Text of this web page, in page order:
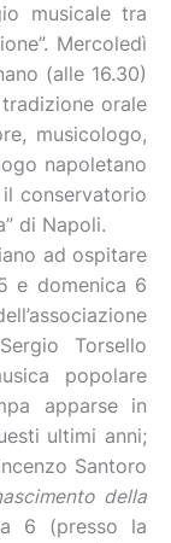
musicale tra
Mercoledì
(alle 16.30)
orale
musicologo,
napoletano
conservatorio
di Napoli.
ad ospitare
e domenica 6
Torsello
popolare
apparse in
ultimi anni;
Santoro
della
6 (presso la